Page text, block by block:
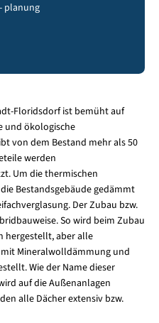
planung
Floridsdorf ist bemüht auf
und ökologische
von dem Bestand mehr als 50
werden
Um die thermischen
Bestandsgebäude gedämmt
Der Zubau bzw.
So wird beim Zubau
hergestellt, aber alle
Mineralwolldämmung und
Wie der Name dieser
auf die Außenanlagen
alle Dächer extensiv bzw.